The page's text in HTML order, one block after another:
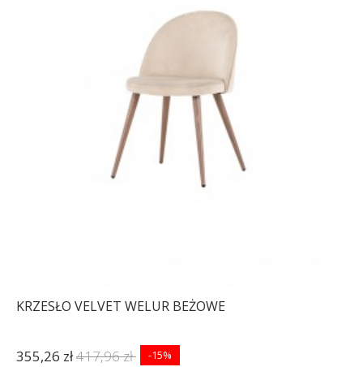
KRZESŁO VELVET WELUR BEŻOWE
355,26 zł417,96 zł -15%